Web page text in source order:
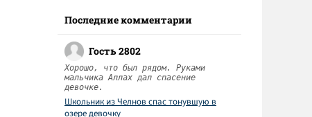
Последние комментарии
Гость 2802
Хорошо, что был рядом. Руками
мальчика Аллах дал спасение
девочке.
Школьник из Челнов спас тонувшую в
озере девочку